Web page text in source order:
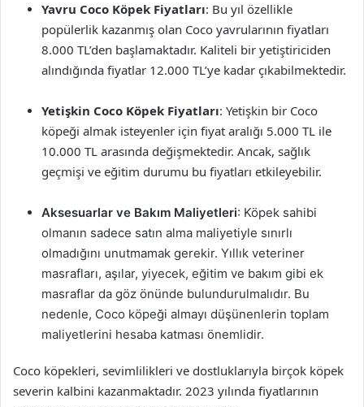
Yavru Coco Köpek Fiyatları: Bu yıl özellikle
popülerlik kazanmış olan Coco yavrularının fiyatları
8.000 TL’den başlamaktadır. Kaliteli bir yetiştiriciden
alındığında fiyatlar 12.000 TL’ye kadar çıkabilmektedir.
Yetişkin Coco Köpek Fiyatları: Yetişkin bir Coco
köpeği almak isteyenler için fiyat aralığı 5.000 TL ile
10.000 TL arasında değişmektedir. Ancak, sağlık
geçmişi ve eğitim durumu bu fiyatları etkileyebilir.
Aksesuarlar ve Bakım Maliyetleri: Köpek sahibi
olmanın sadece satın alma maliyetiyle sınırlı
olmadığını unutmamak gerekir. Yıllık veteriner
masrafları, aşılar, yiyecek, eğitim ve bakım gibi ek
masraflar da göz önünde bulundurulmalıdır. Bu
nedenle, Coco köpeği almayı düşünenlerin toplam
maliyetlerini hesaba katması önemlidir.
Coco köpekleri, sevimlilikleri ve dostluklarıyla birçok köpek
severin kalbini kazanmaktadır. 2023 yılında fiyatlarının